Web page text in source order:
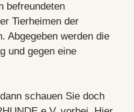
befreundeten
Tierheimen der
Abgegeben werden die
und gegen eine
schauen Sie doch